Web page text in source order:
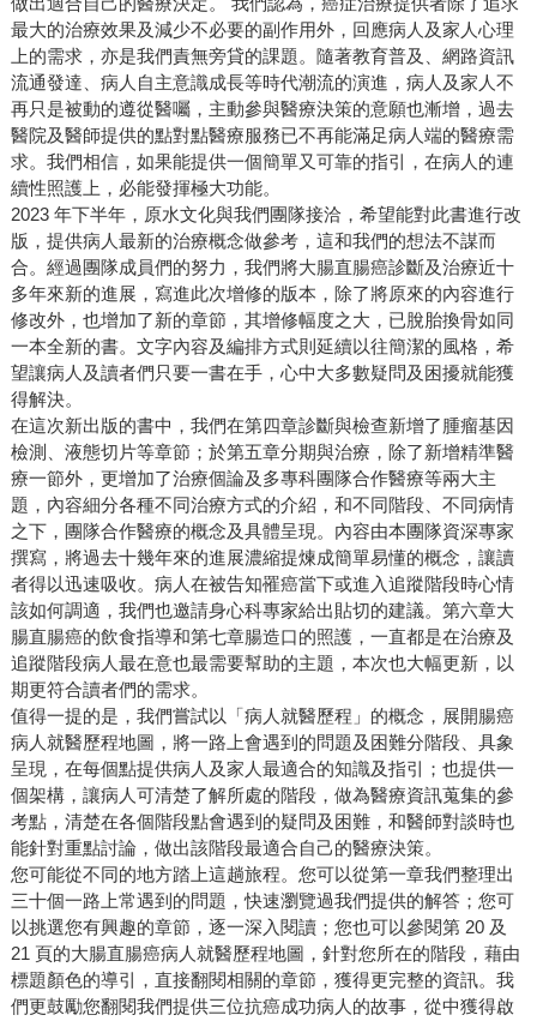
最大的治療效果及減少不必要的副作用外，回應病人及家人心理
上的需求，亦是我們責無旁貸的課題。隨著教育普及、網路資訊
流通發達、病人自主意識成長等時代潮流的演進，病人及家人不
再只是被動的遵從醫囑，主動參與醫療決策的意願也漸增，過去
醫院及醫師提供的點對點醫療服務已不再能滿足病人端的醫療需
求。我們相信，如果能提供一個簡單又可靠的指引，在病人的連
續性照護上，必能發揮極大功能。
2023 年下半年，原水文化與我們團隊接洽，希望能對此書進行改
版，提供病人最新的治療概念做參考，這和我們的想法不謀而
合。經過團隊成員們的努力，我們將大腸直腸癌診斷及治療近十
多年來新的進展，寫進此次增修的版本，除了將原來的內容進行
修改外，也增加了新的章節，其增修幅度之大，已脫胎換骨如同
一本全新的書。文字內容及編排方式則延續以往簡潔的風格，希
望讓病人及讀者們只要一書在手，心中大多數疑問及困擾就能獲
得解決。
在這次新出版的書中，我們在第四章診斷與檢查新增了腫瘤基因
檢測、液態切片等章節；於第五章分期與治療，除了新增精準醫
療一節外，更增加了治療個論及多專科團隊合作醫療等兩大主
題，內容細分各種不同治療方式的介紹，和不同階段、不同病情
之下，團隊合作醫療的概念及具體呈現。內容由本團隊資深專家
撰寫，將過去十幾年來的進展濃縮提煉成簡單易懂的概念，讓讀
者得以迅速吸收。病人在被告知罹癌當下或進入追蹤階段時心情
該如何調適，我們也邀請身心科專家給出貼切的建議。第六章大
腸直腸癌的飲食指導和第七章腸造口的照護，一直都是在治療及
追蹤階段病人最在意也最需要幫助的主題，本次也大幅更新，以
期更符合讀者們的需求。
值得一提的是，我們嘗試以「病人就醫歷程」的概念，展開腸癌
病人就醫歷程地圖，將一路上會遇到的問題及困難分階段、具象
呈現，在每個點提供病人及家人最適合的知識及指引；也提供一
個架構，讓病人可清楚了解所處的階段，做為醫療資訊蒐集的參
考點，清楚在各個階段點會遇到的疑問及困難，和醫師對談時也
能針對重點討論，做出該階段最適合自己的醫療決策。
您可能從不同的地方踏上這趟旅程。您可以從第一章我們整理出
三十個一路上常遇到的問題，快速瀏覽過我們提供的解答；您可
以挑選您有興趣的章節，逐一深入閱讀；您也可以參閱第 20 及
21 頁的大腸直腸癌病人就醫歷程地圖，針對您所在的階段，藉由
標題顏色的導引，直接翻閱相關的章節，獲得更完整的資訊。我
們更鼓勵您翻閱我們提供三位抗癌成功病人的故事，從中獲得啟